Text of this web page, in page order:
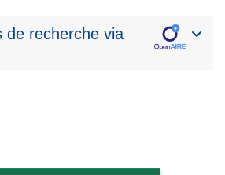
de recherche via